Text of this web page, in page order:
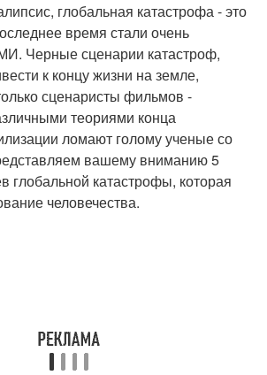
глобальная катастрофа - это
время стали очень
Черные сценарии катастроф,
к концу жизни на земле,
сценаристы фильмов -
теориями конца
ломают голому ученые со
вашему вниманию 5
глобальной катастрофы, которая
человечества.